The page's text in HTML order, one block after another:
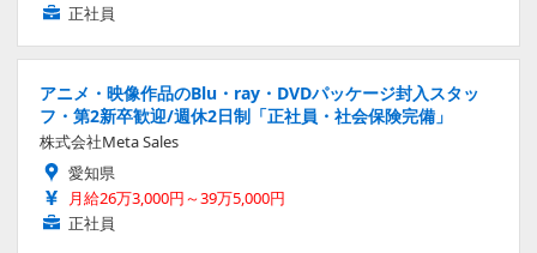
正社員
アニメ・映像作品のBlu・ray・DVDパッケージ封入スタッ
フ・第2新卒歓迎/週休2日制「正社員・社会保険完備」
株式会社Meta Sales
愛知県
月給26万3,000円～39万5,000円
正社員